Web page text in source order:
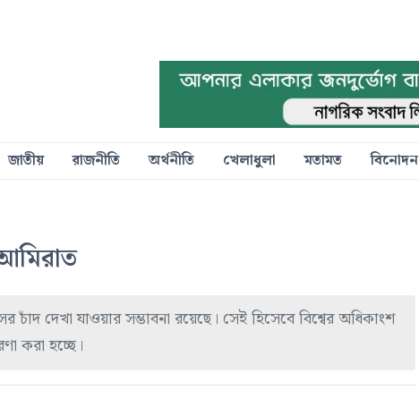
জাতীয় রাজনীতি অর্থনীতি খেলাধুলা মতামত বিনোদন
দেখা যাওয়ার সম্ভাবনা রয়েছে। সেই হিসেবে বিশ্বের অধিকাংশ
করা হচ্ছে।